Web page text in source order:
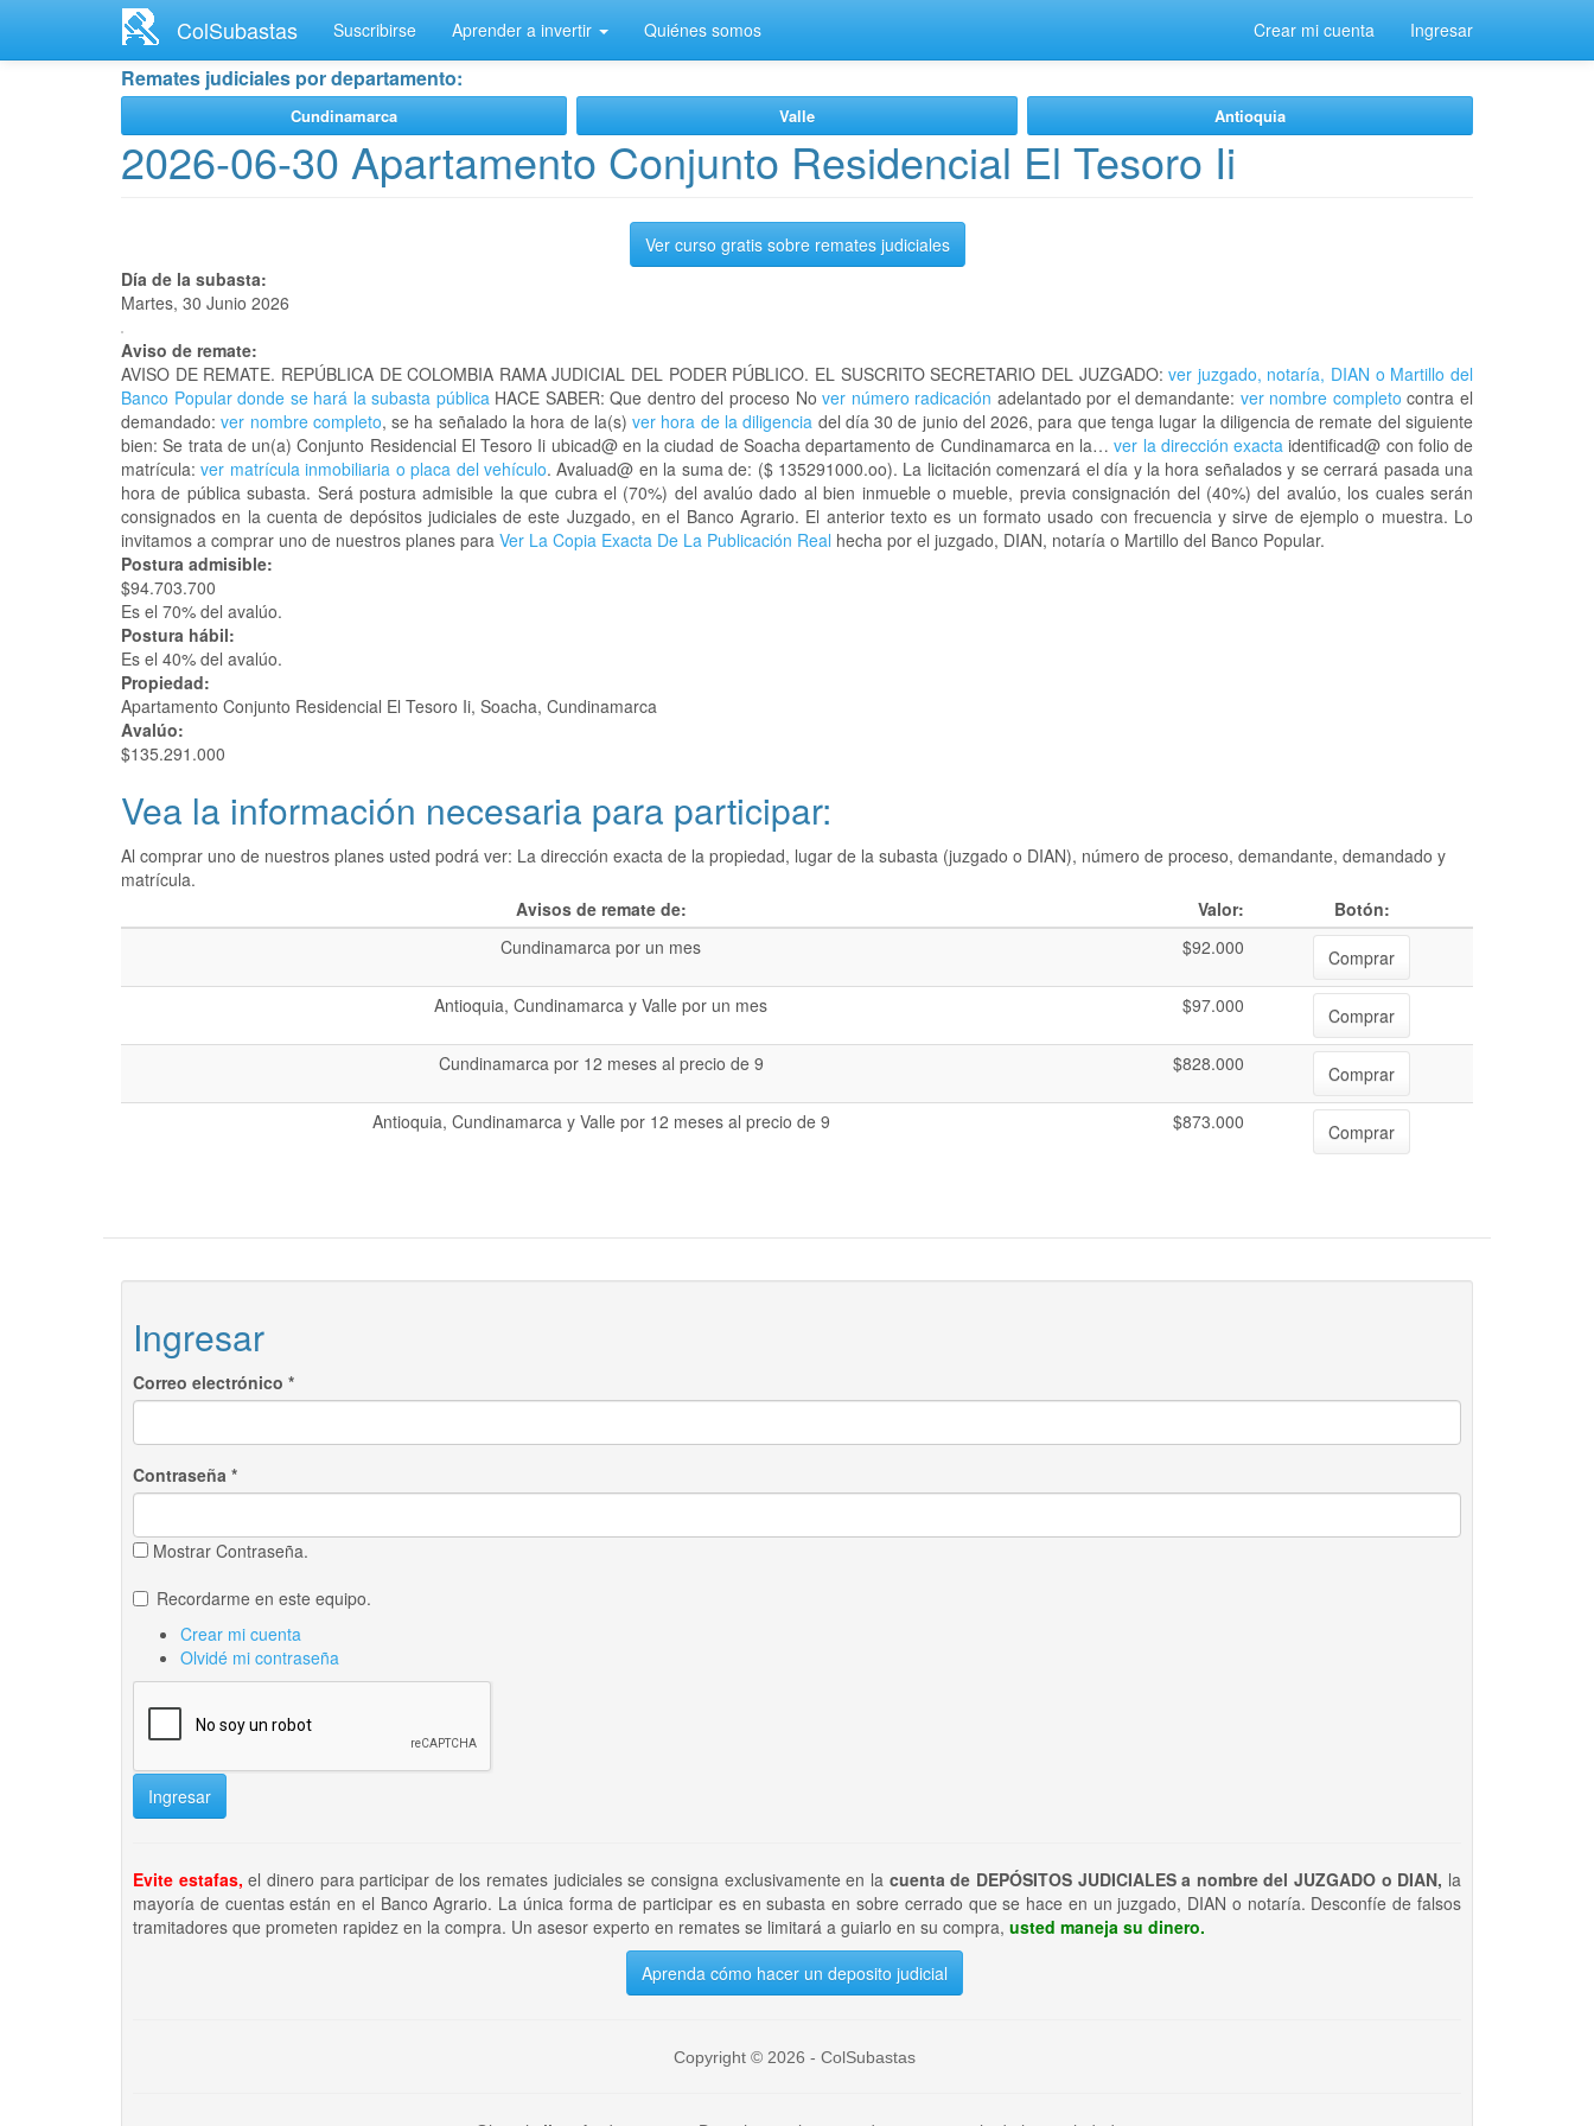
contenido
ColSubastas Suscribirse Aprender a invertir Quiénes somos Crear mi cuenta Ingresar
Remates judiciales por departamento:
Cundinamarca Valle Antioquia
2026-06-30 Apartamento Conjunto Residencial El Tesoro Ii
Ver curso gratis sobre remates judiciales
Día de la subasta:
Martes, 30 Junio 2026
Aviso de remate:
AVISO DE REMATE. REPÚBLICA DE COLOMBIA RAMA JUDICIAL DEL PODER PÚBLICO. EL SUSCRITO SECRETARIO DEL JUZGADO: ver juzgado, notaría, DIAN o Martillo del
Banco Popular donde se hará la subasta públicaHACE SABER: Que dentro del proceso Nover número radicación adelantado por el demandante: ver nombre completo contra el
demandado:ver nombre completo, se ha señalado la hora de la(s)ver hora de la diligencia del día 30 de junio del 2026, para que tenga lugar la diligencia de remate del siguiente
bien: Se trata de un(a) Conjunto Residencial El Tesoro Ii ubicad@ en la ciudad de Soacha departamento de Cundinamarca en la…ver la dirección exacta identificad@ con folio de
matrícula:ver matrícula inmobiliaria o placa del vehículo. Avaluad@ en la suma de: ($ 135291000.oo). La licitación comenzará el día y la hora señalados y se cerrará pasada una
hora de pública subasta. Será postura admisible la que cubra el (70%) del avalúo dado al bien inmueble o mueble, previa consignación del (40%) del avalúo, los cuales serán
consignados en la cuenta de depósitos judiciales de este Juzgado, en el Banco Agrario. El anterior texto es un formato usado con frecuencia y sirve de ejemplo o muestra. Lo
invitamos a comprar uno de nuestros planes para Ver La Copia Exacta De La Publicación Real hecha por el juzgado, DIAN, notaría o Martillo del Banco Popular.
Postura admisible:
$94.703.700
Es el 70% del avalúo.
Postura hábil:
Es el 40% del avalúo.
Propiedad:
Apartamento Conjunto Residencial El Tesoro Ii, Soacha, Cundinamarca
Avalúo:
$135.291.000
Vea la información necesaria para participar:
Al comprar uno de nuestros planes usted podrá ver: La dirección exacta de la propiedad, lugar de la subasta (juzgado o DIAN), número de proceso, demandante, demandado y
matrícula.
Avisos de remate de:
Valor:
Botón:
Cundinamarca por un mes
$92.000
Comprar
Antioquia, Cundinamarca y Valle por un mes
$97.000
Comprar
Cundinamarca por 12 meses al precio de 9
$828.000
Comprar
Antioquia, Cundinamarca y Valle por 12 meses al precio de 9
$873.000 Comprar
Ingresar
Correo electrónico *
Contraseña *
Mostrar Contraseña.
Recordarme en este equipo.
Crear mi cuenta
Olvidé mi contraseña
Ingresar
Evite estafas, el dinero para participar de los remates judiciales se consigna exclusivamente en lacuenta de DEPÓSITOS JUDICIALES a nombre del JUZGADO o DIAN, la
mayoría de cuentas están en el Banco Agrario. La única forma de participar es en subasta en sobre cerrado que se hace en un juzgado, DIAN o notaría. Desconfíe de falsos
tramitadores que prometen rapidez en la compra. Un asesor experto en remates se limitará a guiarlo en su compra, usted maneja su dinero.
Aprenda cómo hacer un deposito judicial
Copyright © 2026 - ColSubastas